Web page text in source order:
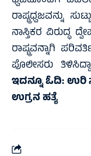
ರಾಷ್ಟ್ರಧ್ವಜವನ್ನು
ನಾಸ್ತಿಕರ ವಿರುದ್ಧ
ರಾಷ್ಟ್ರವನ್ನಾಗಿ
ಪೊಲೀಸರು
ಇದನ್ನೂ ಓದಿ:ಉರಿ
ಉಗ್ರನ ಹತ್ಯೆ